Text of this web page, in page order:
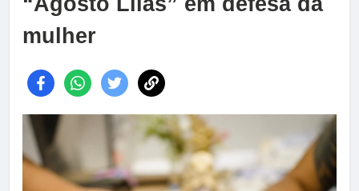
mulher